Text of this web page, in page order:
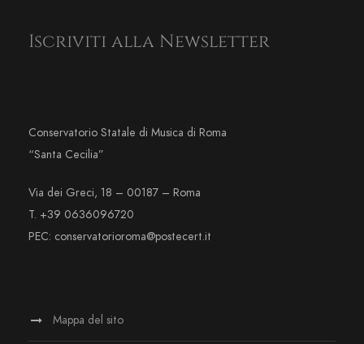
Iscriviti alla Newsletter
Conservatorio Statale di Musica di Roma
“Santa Cecilia”
Via dei Greci, 18 – 00187 – Roma
T. +39 0636096720
PEC: conservatorioroma@postecert.it
Mappa del sito